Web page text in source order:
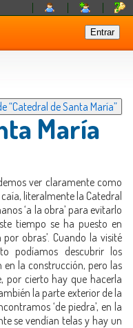
“Catedral de Santa María”
María
ver claramente como
literalmente la Catedral
‘a la obra’ para evitarlo
tiempo se ha puesto en
obras’. Cuando la visité
podíamos descubrir los
en la construcción, pero las
por cierto hay que hacerla
la parte exterior de la
‘de piedra’, en la
se vendían telas y hay un